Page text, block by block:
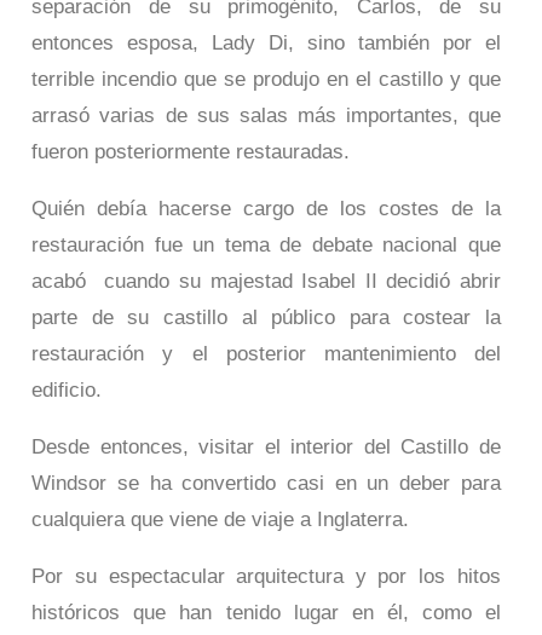
separación de su primogénito, Carlos, de su
entonces esposa, Lady Di, sino también por el
terrible incendio que se produjo en el castillo y que
arrasó varias de sus salas más importantes, que
fueron posteriormente restauradas.
Quién debía hacerse cargo de los costes de la
restauración fue un tema de debate nacional que
acabó cuando su majestad Isabel II decidió abrir
parte de su castillo al público para costear la
restauración y el posterior mantenimiento del
edificio.
Desde entonces, visitar el interior del Castillo de
Windsor se ha convertido casi en un deber para
cualquiera que viene de viaje a Inglaterra.
Por su espectacular arquitectura y por los hitos
históricos que han tenido lugar en él, como el